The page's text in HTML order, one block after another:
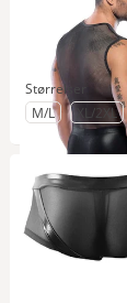
Størrelser
til Størrelse
M/L til
XL/2XL